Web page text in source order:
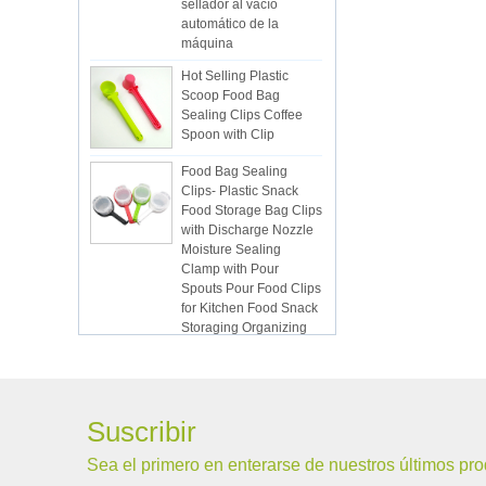
automático de la
máquina
Scoop Food Bag
Sealing Clips Coffee
Spoon with Clip
Clips- Plastic Snack
Food Storage Bag Clips
with Discharge Nozzle
Moisture Sealing
Clamp with Pour
Spouts Pour Food Clips
for Kitchen Food Snack
Storaging Organizing
Vacuum Sealed Bags
Bag Storage
Suscribir
Sea el primero en enterarse de nuestros últimos